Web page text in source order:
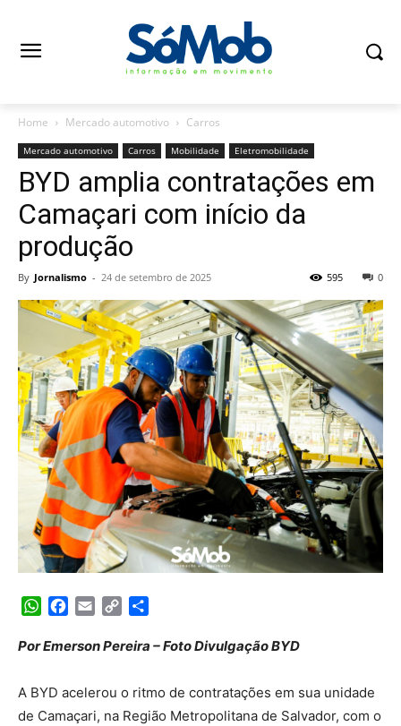
Home Mercado automotivo Carros
Mercado automotivo Carros Mobilidade Eletromobilidade
BYD amplia contratações em
Camaçari com início da
produção
By Jornalismo - 24 de setembro de 2025 0
595
WhatsApp
Facebook
Email Copy
Por Emerson Pereira – Foto Divulgação BYD
A BYD acelerou o ritmo de contratações em sua unidade
de Camaçari, na Região Metropolitana de Salvador, com o